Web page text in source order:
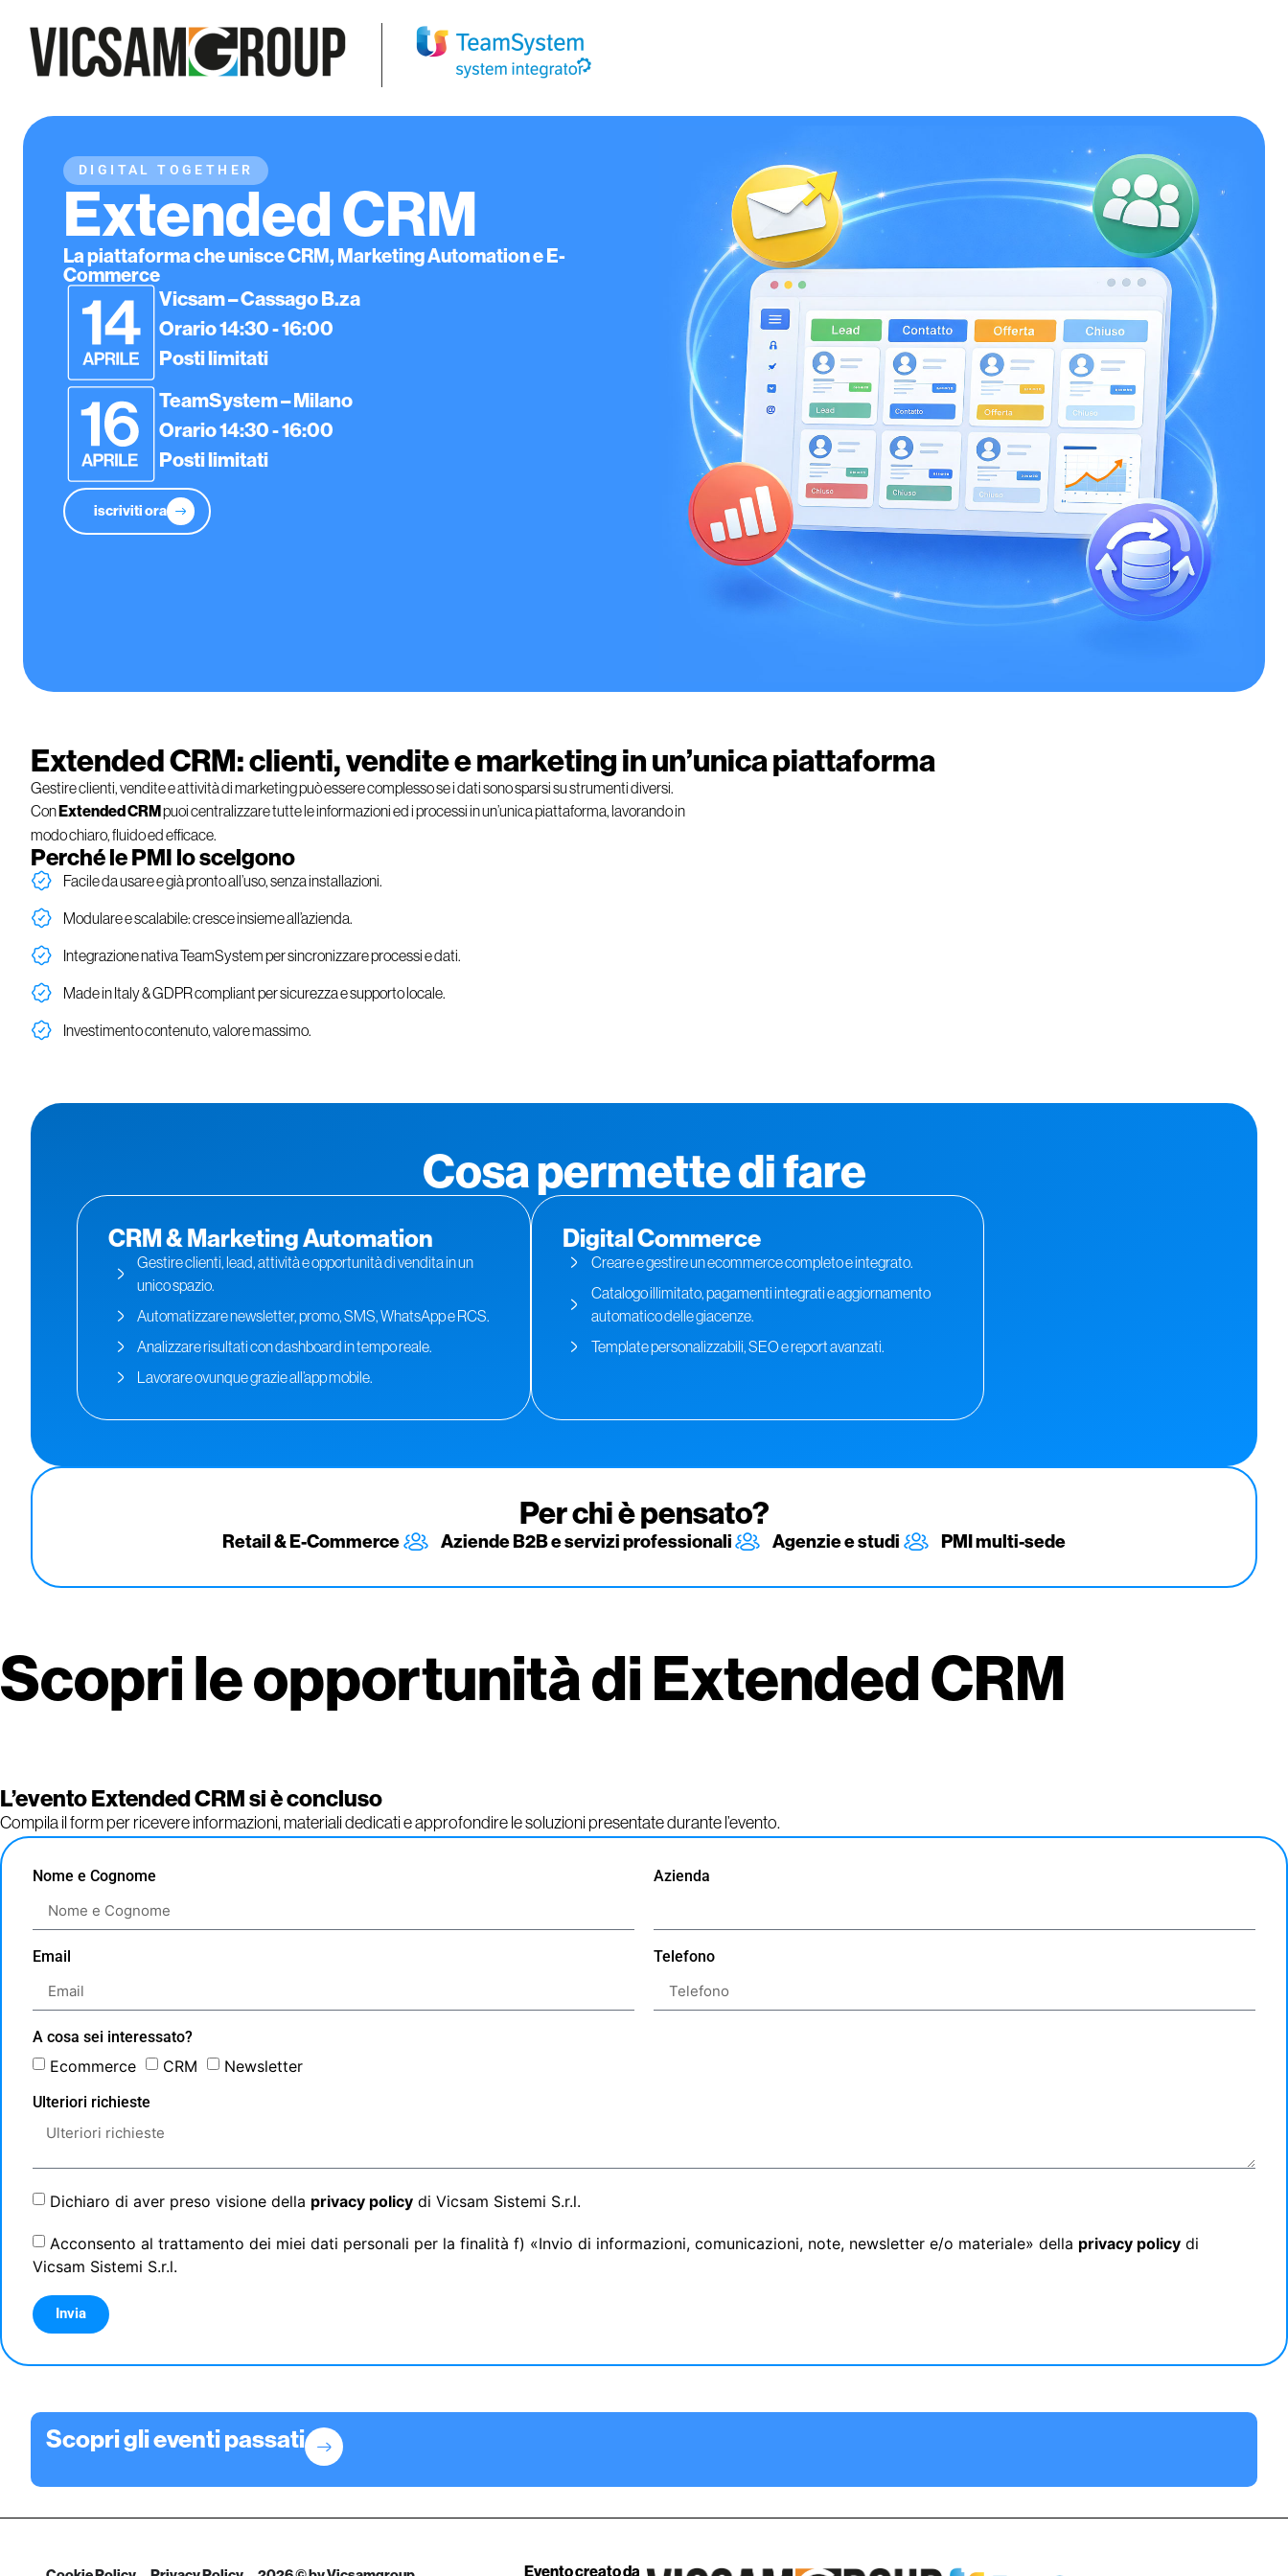
DIGITAL TOGETHER
Extended CRM
La piattaforma che unisce CRM, Marketing Automation e E-
Commerce
Vicsam – Cassago B.za
Orario 14:30 - 16:00
Posti limitati
TeamSystem – Milano
Orario 14:30 - 16:00
Posti limitati
iscriviti ora
Extended CRM: clienti, vendite e marketing in un’unica piattaforma
Gestire clienti, vendite e attività di marketing può essere complesso se i dati sono sparsi su strumenti diversi.
ConExtended CRMpuoi centralizzare tutte le informazioni edi processi in un’unica piattaforma, lavorando in
modo chiaro, fluido ed efficace.
Perché le PMI lo scelgono
Facile da usare e già pronto all’uso, senza installazioni.
Modulare e scalabile: cresce insieme all’azienda.
Integrazione nativa TeamSystem per sincronizzare processi e dati.
Made in Italy & GDPR compliant per sicurezza e supporto locale.
Investimento contenuto, valore massimo.
Cosa permette di fare
CRM & Marketing Automation
Gestire clienti, lead, attività e opportunità di vendita in un
unico spazio.
Automatizzare newsletter, promo, SMS, WhatsApp e RCS.
Analizzare risultati con dashboard in tempo reale.
Lavorare ovunque grazie all’app mobile.
Digital Commerce
Creare e gestire un ecommerce completo e integrato.
Catalogo illimitato, pagamenti integrati e aggiornamento
automatico delle giacenze.
Template personalizzabili, SEO e report avanzati.
Per chi è pensato?
Retail & E-Commerce Aziende B2B e servizi professionali Agenzie e studi PMI multi-sede
Scopri le opportunità di Extended CRM
L’evento Extended CRM si è concluso
Compila il form per ricevere informazioni, materiali dedicati e approfondire le soluzioni presentate durante l’evento.
Nome e Cognome Azienda
Email Telefono
A cosa sei interessato?
Ecommerce CRM Newsletter
Ulteriori richieste
Dichiaro di aver preso visione della privacy policy di Vicsam Sistemi S.r.l.
Acconsento al trattamento dei miei dati personali per la finalità f) «Invio di informazioni, comunicazioni, note, newsletter e/o materiale» della privacy policy di
Vicsam Sistemi S.r.l.
Invia
Scopri gli eventi passati
Evento creato da